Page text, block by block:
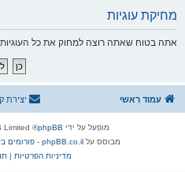
מחיקת עוגיות
אתה בטוח שאתה רוצה למחוק את כל
עמוד ראשי יצירת
מופעל על ידי phpBB
® Forum Software © phpBB Limited
מבוסס על phpBB.co.il - פורומים בעברית
מדיניות הפרטיות |